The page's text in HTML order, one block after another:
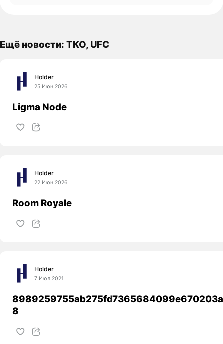
Ещё новости: TKO, UFC
Holder
25 Июн 2026
Ligma Node
Holder
22 Июн 2026
Room Royale
Holder
7 Июл 2021
8